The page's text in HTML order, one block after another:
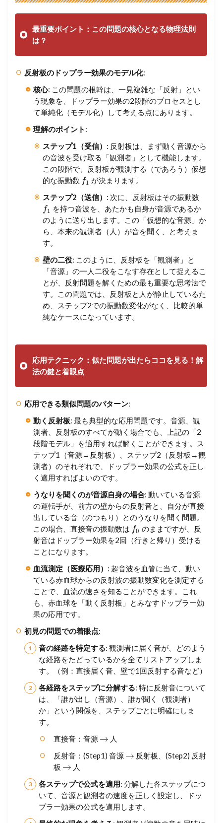
最重要ポイント：この問題の核心となる物理法則
は？
反射板のドップラー効果のモデル化:
核心: この問題の根幹は、一見複雑な「反射」とい
う現象を、ドップラー効果の2段階のプロセスとし
て単純化（モデル化）して考える点にあります。
理解のポイント :
ステップ1（受信） : 反射板は、まず動く音源から
の音波を受け取る「観測者」として機能します。
この段階で、反射板が観測する（であろう）仮想
的な振動数 f1 が決まります。
ステップ2（送信） : 次に、反射板はその振動数
f1 を持つ音波を、あたかも自身が音源であるか
のように送り出します。この「仮想的な音源」か
ら、本来の観測者（人）が音を聞く、と考えま
す。
壁の二役: このように、反射板を「観測者」と
「音源」の一人二役をこなす存在として捉えるこ
とが、反射問題を解くための最も重要な思考法で
す。この問題では、反射板と人が静止しているた
め、ステップ2での振動数変化がなく、比較的単
純なケースになっています。
応用テクニック：似た問題が出たらココを見る！解
法の鍵と着眼点
応用できる類似問題のパターン:
動く反射板: 最も典型的な応用問題です。音源、観
測者、反射板のすべてが動く場合でも、上記の「2
段階モデル」を適用すれば解くことができます。ス
テップ1（音源→反射板）、ステップ2（反射板→観
測者）のそれぞれで、ドップラー効果の公式を正し
く適用すればよいのです。
うなりを聞くのが音源自身の場合: 動いている音源
の運転手が、前方の壁からの反射音と、自分が直接
出している音（のつもり）とのうなりを聞く問題。
この場合、直接音の振動数は f0 のままですが、反
射音はドップラー効果を2回（行きと帰り）受ける
ことになります。
血流測定（医療応用） : 超音波を血管に当て、動い
ている赤血球からの反射波の振動数変化を測定する
ことで、血流の速さを知ることができます。これ
も、赤血球を「動く反射板」とみなすドップラー効
果の応用です。
初見の問題での着眼点:
音の経路を特定する: 観測者に届く音が、どのよう
な経路をたどっているかを全てリストアップしま
す。（例：直接届く音、壁で1回反射する音など）
各経路をステップに分解する: 特に反射音について
は、「誰が出し（音源）、誰が聞く（観測者）
か」という関係を、ステップごとに明確にしま
す。
直接音：音源 → 人
反射音：(Step1) 音源 → 反射板、(Step2) 反射
板 → 人
各ステップで公式を適用: 分解した各ステップにつ
いて、音源と観測者の速度を正しく設定し、ドッ
プラー効果の公式を適用します。